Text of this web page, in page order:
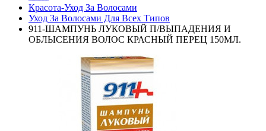
Красота-Уход За Волосами
Уход За Волосами Для Всех Типов
911-ШАМПУНЬ ЛУКОВЫЙ П/ВЫПАДЕНИЯ И
ОБЛЫСЕНИЯ ВОЛОС КРАСНЫЙ ПЕРЕЦ 150МЛ.